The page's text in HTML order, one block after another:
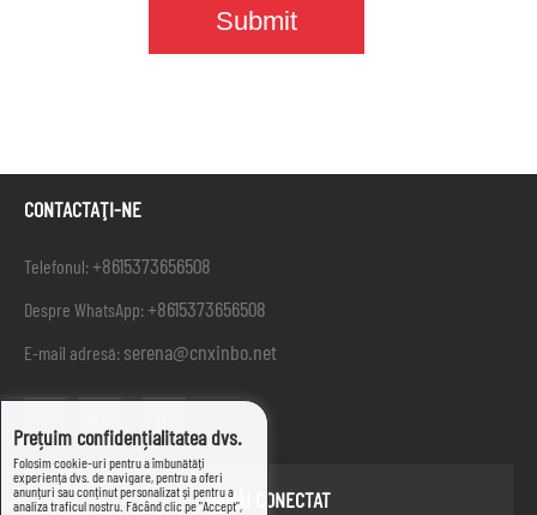
CONTACTAŢI-NE
Telefonul:+8615373656508
Despre WhatsApp:+8615373656508
E-mail adresă: serena@cnxinbo.net
RĂMÂI CONECTAT
Prețuim confidențialitatea dvs.
Folosim cookie-uri pentru a îmbunătăți
experiența dvs. de navigare, pentru a oferi
anunțuri sau conținut personalizat și pentru a
analiza traficul nostru. Făcând clic pe "Accept",